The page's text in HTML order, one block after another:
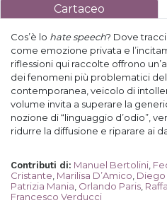
Cartaceo
Cos’è lo hate speech? Dove
come emozione privata e
riflessioni qui raccolte offrono
dei fenomeni più problematici
contemporanea, veicolo di
volume invita a superare la
nozione di “linguaggio d’odio”,
ridurre la diffusione e riparare ai
Contributi di: Manuel Bertolini
Cristante Marilisa D’Amico Diego
Patrizia Mania Orlando Paris
Francesco Verducci